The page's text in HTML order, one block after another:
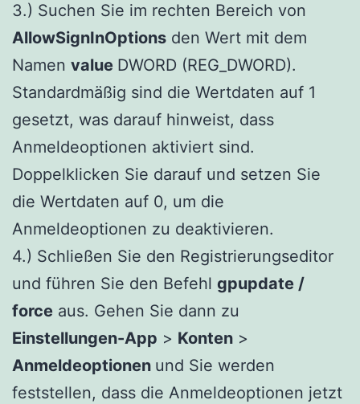
3.) Suchen Sie im rechten Bereich von
AllowSignInOptions den Wert mit dem
Namen value DWORD (REG_DWORD).
Standardmäßig sind die Wertdaten auf 1
gesetzt, was darauf hinweist, dass
Anmeldeoptionen aktiviert sind.
Doppelklicken Sie darauf und setzen Sie
die Wertdaten auf 0, um die
Anmeldeoptionen zu deaktivieren.
4.) Schließen Sie den Registrierungseditor
und führen Sie den Befehl gpupdate /
force aus. Gehen Sie dann zu
Einstellungen-App > Konten >
Anmeldeoptionen und Sie werden
feststellen, dass die Anmeldeoptionen jetzt